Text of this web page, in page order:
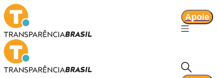
Apoie